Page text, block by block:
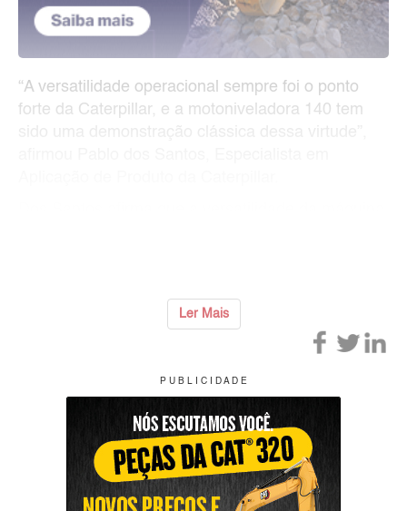
“A versatilidade operacional sempre foi o ponto
forte da Caterpillar, e a motoniveladora 140 tem
Ler Mais
P U B L I C I D A D E